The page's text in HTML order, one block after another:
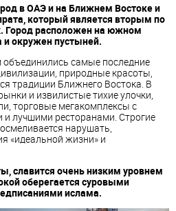
в ОАЭ и на Ближнем Востоке и
который является вторым по
Город расположен на южном
и окружен пустыней.
самые последние
природные красоты,
традиции Ближнего Востока. В
и извилистые тихие улочки,
торговые мегакомплексы с
лучшими ресторанами. Строгие
нарушать,
«идеальной жизни» и
славится очень низким уровнем
оберегается суровыми
ислама.